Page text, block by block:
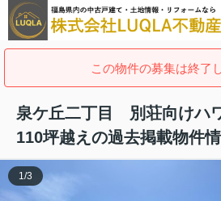
この物件の募集は終了
泉ケ丘二丁目 別荘向けハ
110坪越えの過去掲載物件
1/3